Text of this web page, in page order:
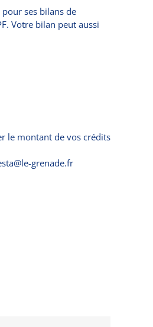
ses bilans de
Votre bilan peut aussi
le montant de vos crédits
grenade.fr